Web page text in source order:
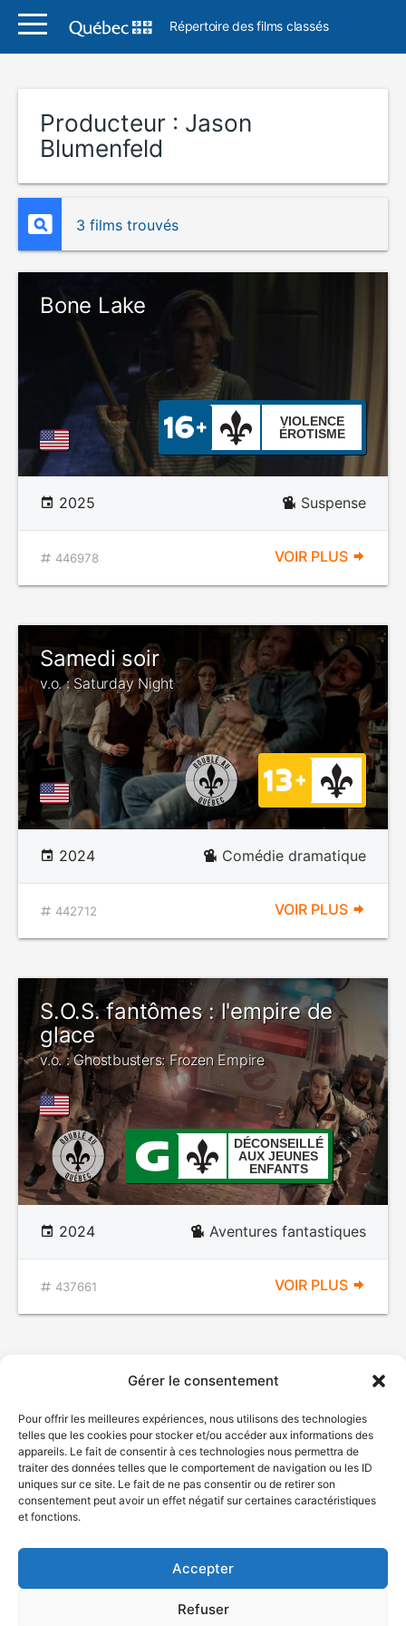
Gérer le consentement
Pour offrir les meilleures expériences, nous utilisons des technologies
telles que les cookies pour stocker et/ou accéder aux informations des
appareils. Le fait de consentir à ces technologies nous permettra de
traiter des données telles que le comportement de navigation ou les ID
uniques sur ce site. Le fait de ne pas consentir ou de retirer son
consentement peut avoir un effet négatif sur certaines caractéristiques
et fonctions.
Accepter
Refuser
Répertoire des films classés
Producteur : Jason
Blumenfeld
3 films trouvés
Bone Lake
VIOLENCE
ÉROTISME
2025 Suspense
446978 VOIR PLUS
Samedi soir
v.o. : Saturday Night
2024 Comédie dramatique
442712 VOIR PLUS
S.O.S. fantômes : l'empire de
glace
v.o. : Ghostbusters: Frozen Empire
DÉCONSEILLÉ
AUX JEUNES
ENFANTS
2024 Aventures fantastiques
437661 VOIR PLUS
© Gouvernement du Québec, 2026
Plan du site
Accessibilité
Accès à l'information
Déclaration de services